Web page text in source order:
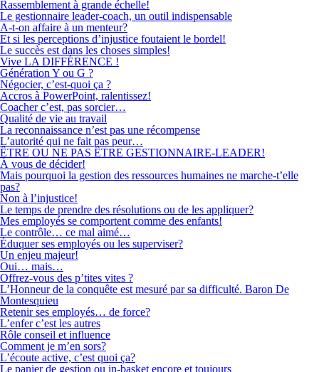
Rassemblement à grande échelle!
Le gestionnaire leader-coach, un outil indispensable
A-t-on affaire à un menteur?
Et si les perceptions d’injustice foutaient le bordel!
Le succès est dans les choses simples!
Vive LA DIFFÉRENCE !
Génération Y ou G ?
Négocier, c’est-quoi ça ?
Accros à PowerPoint, ralentissez!
Coacher c’est, pas sorcier…
Qualité de vie au travail
La reconnaissance n’est pas une récompense
L’autorité qui ne fait pas peur…
ÊTRE OU NE PAS ÊTRE GESTIONNAIRE-LEADER!
À vous de décider!
Mais pourquoi la gestion des ressources humaines ne marche-t’elle
pas?
Non à l’injustice!
Le temps de prendre des résolutions ou de les appliquer?
Mes employés se comportent comme des enfants!
Le contrôle… ce mal aimé…
Éduquer ses employés ou les superviser?
Un enjeu majeur!
Oui… mais…
Offrez-vous des p’tites vites ?
L’Honneur de la conquête est mesuré par sa difficulté. Baron De
Montesquieu
Retenir ses employés… de force?
L’enfer c’est les autres
Rôle conseil et influence
Comment je m’en sors?
L’écoute active, c’est quoi ça?
Le panier de gestion ou in-basket encore et toujours